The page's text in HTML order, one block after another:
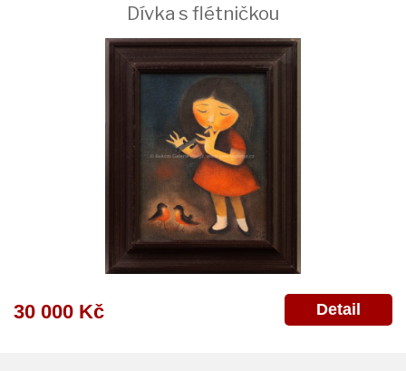
Dívka s flétničkou
30 000 Kč Detail